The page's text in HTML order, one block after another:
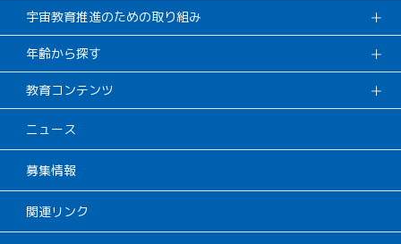
宇宙教育推進のための取り組み
年齢から探す
教育コンテンツ
ニュース
募集情報
関連リンク